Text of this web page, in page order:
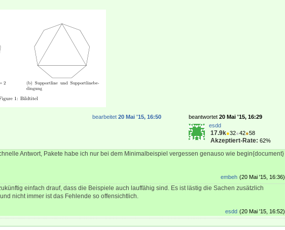
beantwortet 20 Mai '15, 16:29
esdd
17.9k●32●42●58
Akzeptiert-Rate: 62%
bearbeitet 20 Mai '15, 16:50
Antwort, Pakete habe ich nur bei dem Minimalbeispiel vergessen genauso wie begin{document}
(20 Mai '15, 16:36)
embeh
einfach drauf, dass die Beispiele auch lauffähig sind. Es ist lästig die Sachen zusätzlich
nicht immer ist das Fehlende so offensichtlich.
(20 Mai '15, 16:52)
esdd